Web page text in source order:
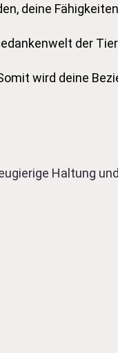
deine
der
wird deine
Haltung